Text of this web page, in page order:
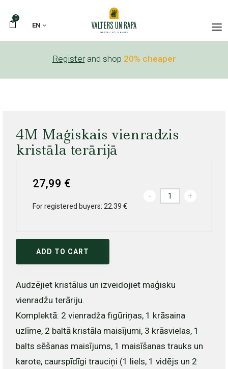
0
EN
Register and shop 20% cheaper
4M Maģiskais vienradzis
kristāla terārijā
27,99 €
For registered buyers: 22.39 €
- +
ADD TO CART
Audzējiet kristālus un izveidojiet maģisku
vienradžu terāriju.
Komplektā: 2 vienradža figūriņas, 1 krāsaina
uzlīme, 2 baltā kristāla maisījumi, 3 krāsvielas, 1
balts sēšanas maisījums, 1 maisīšanas trauks un
karote, caurspīdīgi trauciņi (1 liels, 1 vidējs un 2